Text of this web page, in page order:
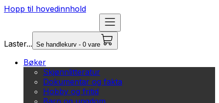
Hopp til hovedinnhold
Laster... Se handlekurv - 0 vare
Bøker
Skjønnlitteratur
Dokumentar og fakta
Hobby og fritid
Barn og ungdom